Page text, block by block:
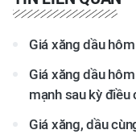
Giá xăng dầu
Giá xăng dầu
mạnh sau kỳ điều
Giá xăng, dầu